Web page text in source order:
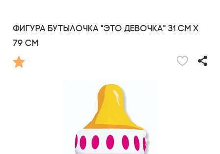
Фигура Бутылочка "Это Девочка" 31 см х
79 см